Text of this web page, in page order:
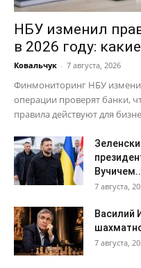
НБУ изменил
в 2026 году:
Ковальчук - 7 августа, 2026
Финмониторинг НБУ
операции проверят банки,
правила действуют для
7 августа,
Василий
7 августа,